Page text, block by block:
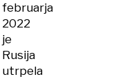
februarja
2022
je
Rusija
utrpela